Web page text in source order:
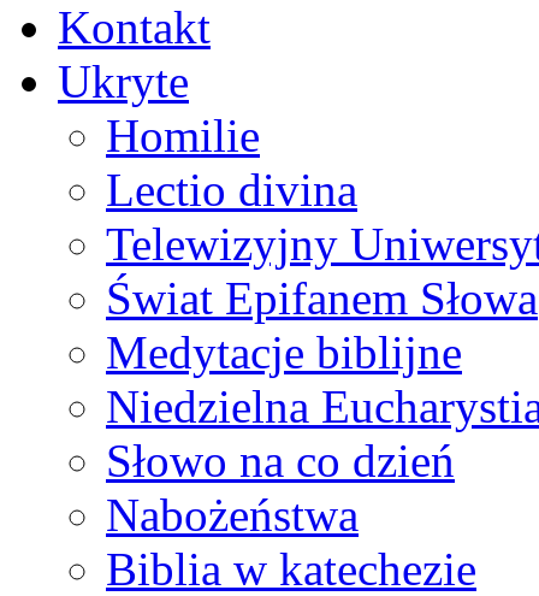
Kontakt
Ukryte
Homilie
Lectio divina
Telewizyjny
Świat Epifanem Słowa
Medytacje biblijne
Niedzielna
Słowo na co dzień
Nabożeństwa
Biblia w katechezie